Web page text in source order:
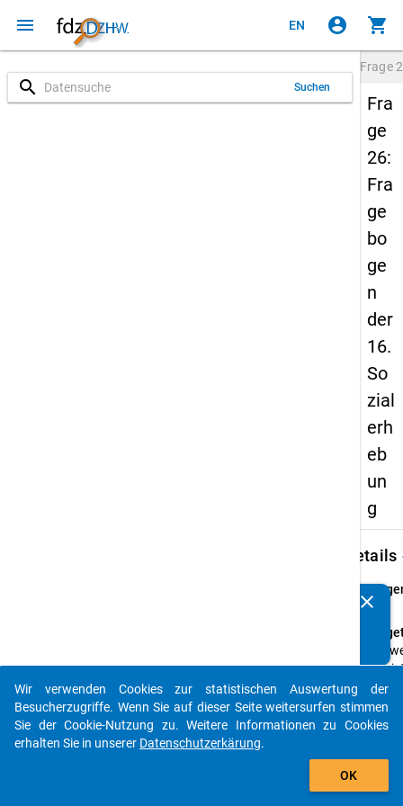
menu EN account_circle shopping_cart
search Suchen
Frage
Fra
ge
26:
Fra
ge
bo
ge
n
der
16.
So
zial
erh
eb
un
g
Details
26
Wie
Ihre
bzw.
und
clear
auto_stories
add_shopping_cart
Wir verwenden Cookies zur statistischen Auswertung der
Besucherzugriffe. Wenn Sie auf dieser Seite weitersurfen stimmen
Sie der Cookie-Nutzung zu. Weitere Informationen zu Cookies
erhalten Sie in unserer Datenschutzerkärung.
OK